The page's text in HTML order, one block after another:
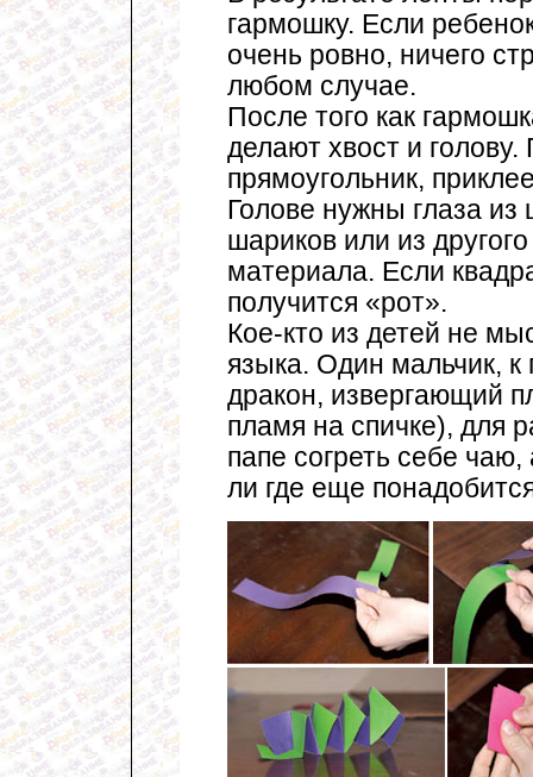
гармошку. Если
очень ровно, ничего
любом случае.
После того как
делают хвост и
прямоугольник,
Голове нужны глаза
шариков или из
материала. Если
получится «рот».
Кое-кто из детей не
языка. Один мальчик,
дракон, извергающий
пламя на спичке), для
папе согреть себе чаю,
ли где еще